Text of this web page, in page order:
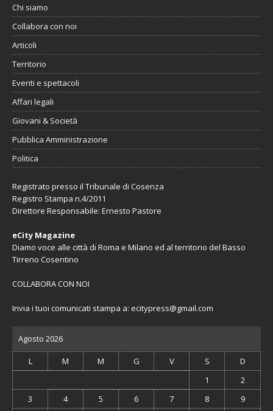
Chi siamo
Collabora con noi
Articoli
Territorio
Eventi e spettacoli
Affari legali
Giovani & Società
Pubblica Amministrazione
Politica
Registrato presso il Tribunale di Cosenza
Registro Stampa n.4/2011
Direttore Responsabile: Ernesto Pastore
eCity Magazine
Diamo voce alle città di Roma e Milano ed al territorio del Basso
Tirreno Cosentino
COLLABORA CON NOI
Invia i tuoi comunicati stampa a: ecitypress@gmail.com
Agosto 2026
L M M G V S
D
1
2
3
4 5 6 7 8 9